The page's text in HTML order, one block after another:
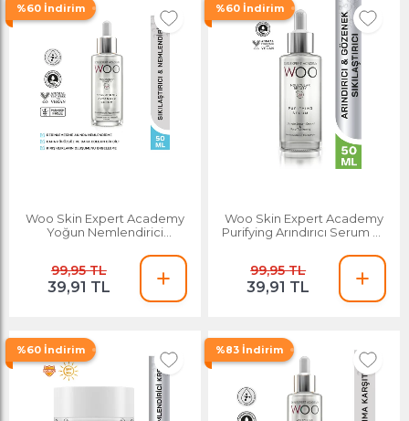
%60 İndirim
Woo Skin Expert Academy
Yoğun Nemlendirici
Dolgunlaştırma ve
Sıkılaştırma Asit Moleküllü
99,95 TL
39,91 TL
%60 İndirim
Woo Skin Expert Academy
Purifying Arındırıcı Serum 50
99,95 TL
39,91 TL
%60 İndirim %83 İndirim